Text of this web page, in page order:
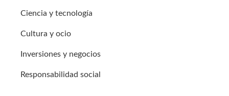
Ciencia y tecnología
Cultura y ocio
Inversiones y negocios
Responsabilidad social